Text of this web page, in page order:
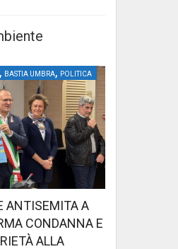
, BASTIA UMBRA, POLITICA
ANTISEMITA A
CONDANNA E
ALLA